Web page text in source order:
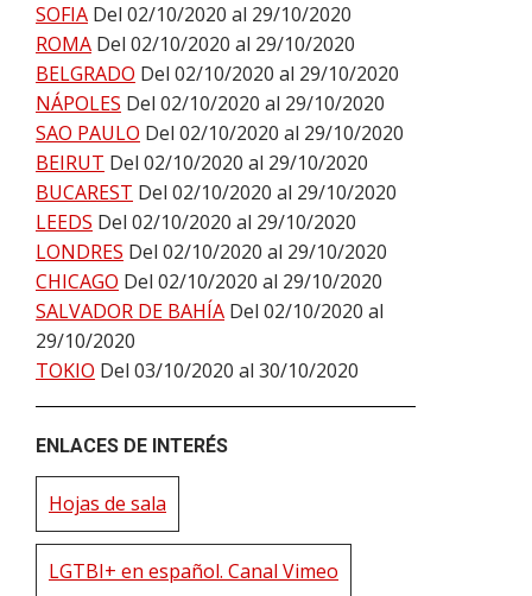
SOFIA Del 02/10/2020 al 29/10/2020
ROMA Del 02/10/2020 al 29/10/2020
BELGRADO Del 02/10/2020 al 29/10/2020
NÁPOLES Del 02/10/2020 al 29/10/2020
SAO PAULO Del 02/10/2020 al 29/10/2020
BEIRUT Del 02/10/2020 al 29/10/2020
BUCAREST Del 02/10/2020 al 29/10/2020
LEEDS Del 02/10/2020 al 29/10/2020
LONDRES Del 02/10/2020 al 29/10/2020
CHICAGO Del 02/10/2020 al 29/10/2020
SALVADOR DE BAHÍA Del 02/10/2020 al
29/10/2020
TOKIO Del 03/10/2020 al 30/10/2020
ENLACES DE INTERÉS
Hojas de sala
LGTBI+ en español. Canal Vimeo